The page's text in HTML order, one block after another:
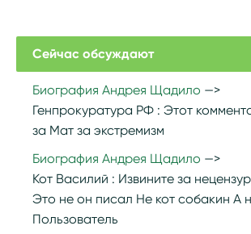
Сейчас обсуждают
Биография Андрея Щадило
Генпрокуратура РФ : Этот
за Мат за экстремизм
Биография Андрея Щадило
Кот Василий : Извините за
Это не он писал Не кот собакин А
Пользователь